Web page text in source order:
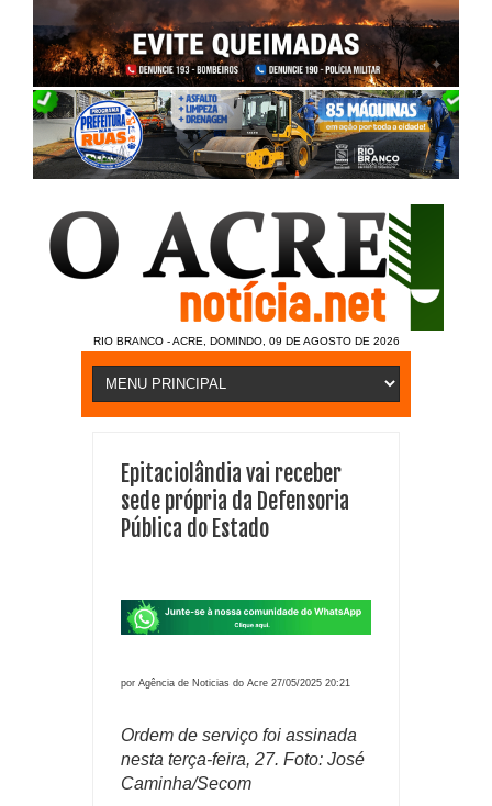
RIO BRANCO - ACRE, DOMINDO, 09 DE AGOSTO DE 2026
Epitaciolândia vai receber
sede própria da Defensoria
Pública do Estado
por Agência de Noticias do Acre 27/05/2025 20:21
Ordem de serviço foi assinada
nesta terça-feira, 27. Foto: José
Caminha/Secom